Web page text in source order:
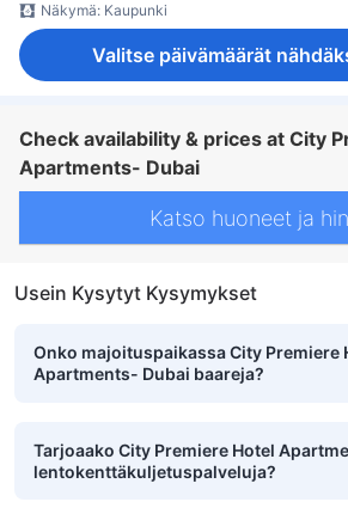
Näkymä: Kaupunki
Valitse päivämäärät
Check availability & prices at City
Apartments- Dubai
Katso huoneet ja
Usein Kysytyt Kysymykset
Onko majoituspaikassa City Premiere Hotel
Apartments- Dubai baareja?
Tarjoaako City Premiere Hotel
lentokenttäkuljetuspalveluja?